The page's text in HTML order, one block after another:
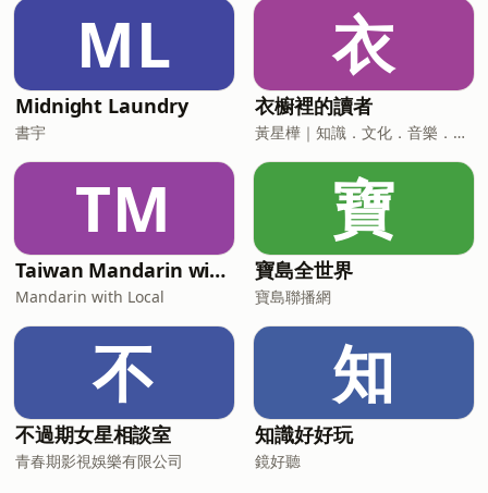
ML
Midnight Laundry
書宇
衣
衣櫥裡的讀者
黃星樺｜知識．文化．音樂．閱讀．讀書．聽書．說書
TM
Taiwan Mandarin with Local Podcast
Mandarin with Local
寶
寶島全世界
寶島聯播網
不
不過期女星相談室
青春期影視娛樂有限公司
知
知識好好玩
鏡好聽